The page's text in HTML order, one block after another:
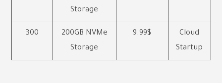
Storage
Cloud
Startup
9.99$
200GB NVMe
Storage
300